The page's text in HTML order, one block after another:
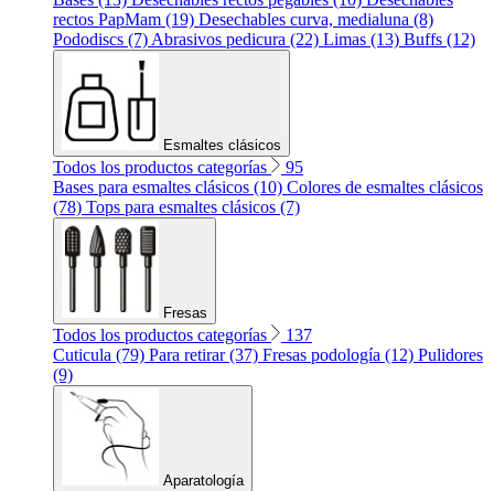
rectos PapMam (19) Desechables curva, medialuna (8)
Pododiscs (7) Abrasivos pedicura (22) Limas (13) Buffs (12)
Esmaltes clásicos
Todos los productos categorías
95
Bases para esmaltes clásicos (10) Colores de esmaltes clásicos
(78) Tops para esmaltes clásicos (7)
Fresas
Todos los productos categorías
137
Cuticula (79) Para retirar (37) Fresas podología (12) Pulidores
(9)
Aparatología